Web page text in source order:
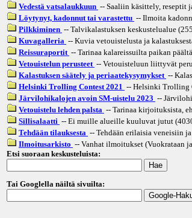
Vedestä vatsalaukkuun -- Saaliin käsittely, reseptit
Löytynyt, kadonnut tai varastettu -- Ilmoita
Pilkkiminen -- Talvikalastuksen keskustelualue
Kuvagalleria -- Kuvia vetouistelusta ja
Reissuraportit -- Tarinaa kalareissuilta paikan
Vetouistelun perusteet -- Vetouisteluun liittyvät
Kalastuksen säätely ja periaatekysymykset --
Helsinki Trolling Contest 2021 -- Helsinki Trolling
Järvilohikalojen avoin SM-uistelu 2023 --
Vetouistelu lehden palsta -- Tarinaa kirjoituksista,
Sillisalaatti -- Ei muille alueille kuuluvat jutut
Tehdään tilauksesta -- Tehdään erilaisia veneisiin
Ilmoitusarkisto -- Vanhat ilmoitukset (Vuokrataan
Etsi suoraan keskusteluista:
Tai Googlella näiltä sivuilta: